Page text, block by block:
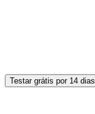
Testar grátis por 14 dias